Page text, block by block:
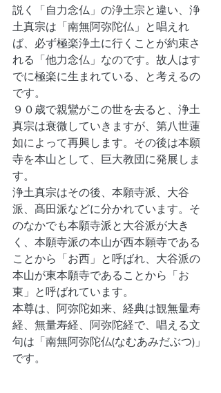
説く「自力念仏」の浄土宗と違い、浄
土真宗は「南無阿弥陀仏」と唱えれ
ば、必ず極楽浄土に行くことが約束さ
れる「他力念仏」なのです。故人はす
でに極楽に生まれている、と考えるの
です。
９０歳で親鸞がこの世を去ると、浄土
真宗は衰微していきますが、第八世蓮
如によって再興します。その後は本願
寺を本山として、巨大教団に発展しま
す。
浄土真宗はその後、本願寺派、大谷
派、髙田派などに分かれています。そ
のなかでも本願寺派と大谷派が大き
く、本願寺派の本山が西本願寺である
ことから「お西」と呼ばれ、大谷派の
本山が東本願寺であることから「お
東」と呼ばれています。
本尊は、阿弥陀如来、経典は観無量寿
経、無量寿経、阿弥陀経で、唱える文
句は「南無阿弥陀仏(なむあみだぶつ)」
です。